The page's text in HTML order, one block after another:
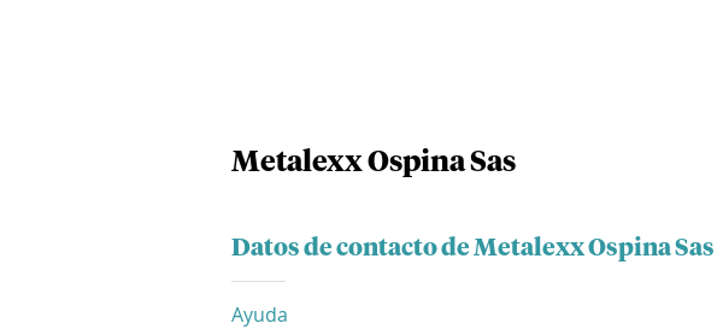
Metalexx Ospina Sas
Datos de contacto de Metalexx Ospina Sas
Ayuda